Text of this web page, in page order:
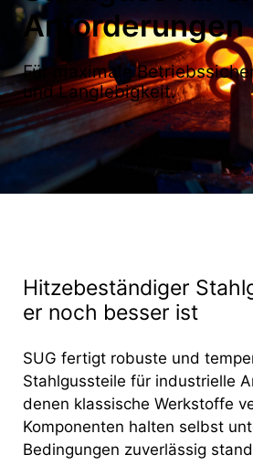
Anforderungen
Für maximale
und Langlebigkeit.
Hitzebeständiger
er noch besser ist
SUG fertigt robuste und
Stahlgussteile für industrielle
denen klassische Werkstoffe
Komponenten halten selbst
Bedingungen zuverlässig stand